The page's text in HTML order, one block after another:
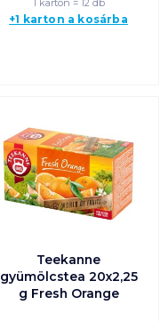
1 karton = 12 db
+1 karton a kosárba
Teekanne
gyümölcstea 20x2,25
g Fresh Orange